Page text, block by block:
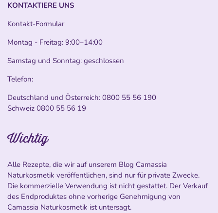
KONTAKTIERE UNS
Kontakt-Formular
Montag - Freitag: 9:00–14:00
Samstag und Sonntag: geschlossen
Telefon:
Deutschland und Österreich: 0800 55 56 190
Schweiz 0800 55 56 19
Wichtig
Alle Rezepte, die wir auf unserem Blog Camassia
Naturkosmetik veröffentlichen, sind nur für private Zwecke.
Die kommerzielle Verwendung ist nicht gestattet. Der Verkauf
des Endproduktes ohne vorherige Genehmigung von
Camassia Naturkosmetik ist untersagt.